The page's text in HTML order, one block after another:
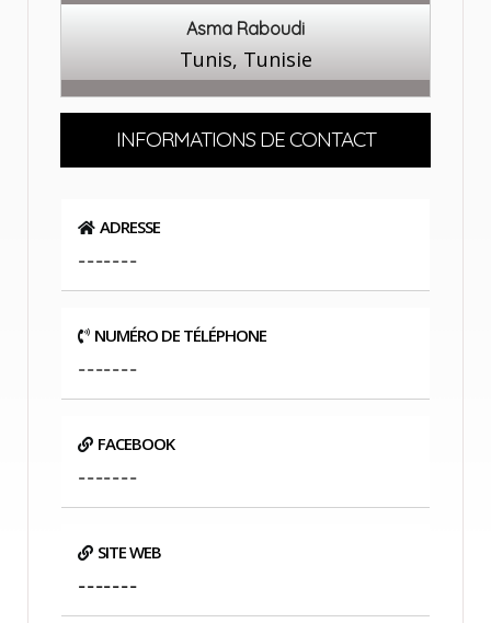
Asma Raboudi
Tunis, Tunisie
INFORMATIONS DE CONTACT
ADRESSE
-------
NUMÉRO DE TÉLÉPHONE
-------
FACEBOOK
-------
SITE WEB
-------